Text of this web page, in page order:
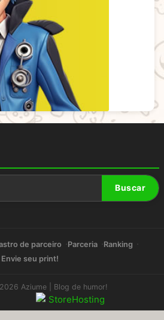
Buscar
de parceiro Parceria
Ranking
Envie seu print!
Aziume | Blog de humor!